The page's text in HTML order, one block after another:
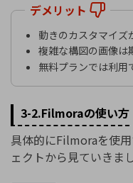
デメリット
動きのカスタマイズ
複雑な構図の画像は
無料プランでは利用
3-2.Filmoraの使い方
具体的にFilmoraを使
ェクトから見ていきま